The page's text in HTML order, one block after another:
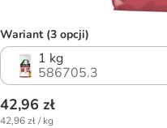
Wariant (3 opcji)
1 kg
586705.3
42,96 zł
42,96 zł / kg